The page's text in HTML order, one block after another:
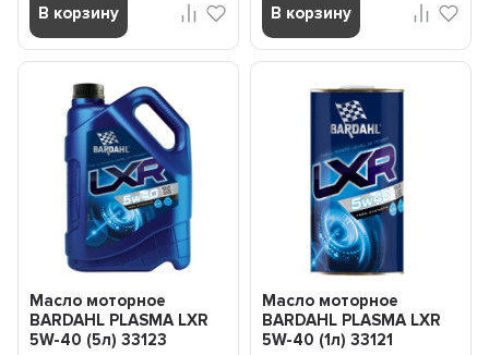
В корзину В корзину
Масло моторное
BARDAHL PLASMA LXR
5W-40 (5л) 33123
Масло моторное
BARDAHL PLASMA LXR
5W-40 (1л) 33121